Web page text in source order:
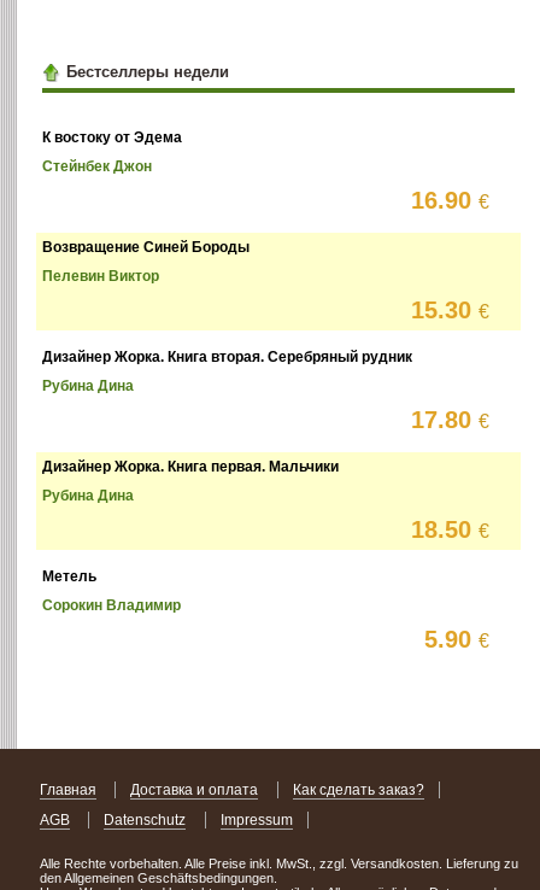
Бестселлеры недели
К востоку от Эдема
Стейнбек Джон
16.90€
Возвращение Синей Бороды
Пелевин Виктор
15.30€
Дизайнер Жорка. Книга вторая. Серебряный рудник
Рубина Дина
17.80€
Дизайнер Жорка. Книга первая. Мальчики
Рубина Дина
18.50€
Метель
Сорокин Владимир
5.90€
Главная Доставка и оплата
Как сделать заказ?
AGB
Datenschutz Impressum
Alle Rechte vorbehalten. Alle Preise inkl. MwSt., zzgl. Versandkosten. Lieferung zu
den Allgemeinen Geschäftsbedingungen.